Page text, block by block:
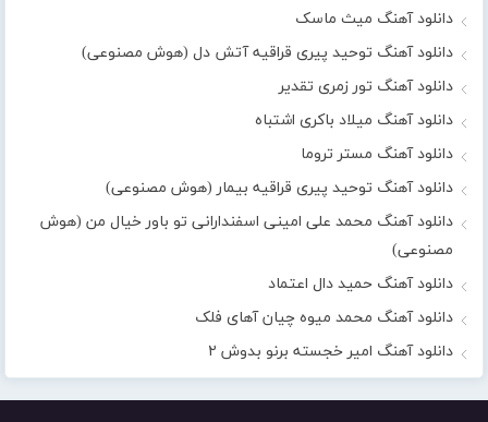
دانلود آهنگ میث ماسک
دانلود آهنگ توحید پیری قراقیه آتش دل (هوش مصنوعی)
دانلود آهنگ تور زمری تقدیر
دانلود آهنگ میلاد باکری اشتباه
دانلود آهنگ مستر تروما
دانلود آهنگ توحید پیری قراقیه بیمار (هوش مصنوعی)
دانلود آهنگ محمد علی امینی اسفندارانی تو باور خیال من (هوش
مصنوعی)
دانلود آهنگ حمید دال اعتماد
دانلود آهنگ محمد میوه چیان آهای فلک
دانلود آهنگ امیر خجسته برنو بدوش ۲